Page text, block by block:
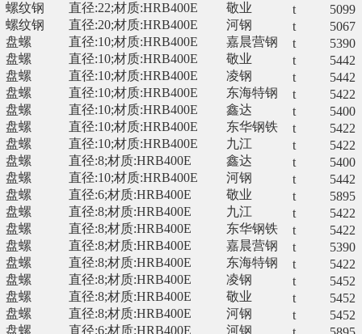
螺纹钢
直径:22;材质:HRB400E 敬业 t
5099
螺纹钢
直径:20;材质:HRB400E 河钢 t
5067
盘螺
直径:10;材质:HRB400E 嘉晨营钢 t
5390
盘螺
直径:10;材质:HRB400E 敬业 t
5442
盘螺
直径:10;材质:HRB400E 凌钢 t
5442
盘螺
直径:10;材质:HRB400E 东海特钢 t
5422
盘螺
直径:10;材质:HRB400E 鑫达 t
5400
盘螺
直径:10;材质:HRB400E 东华钢铁 t
5422
盘螺
直径:10;材质:HRB400E 九江 t
5422
盘螺
直径:8;材质:HRB400E 鑫达 t
5400
盘螺
直径:10;材质:HRB400E 河钢 t
5442
盘螺
直径:6;材质:HRB400E 敬业 t
5895
盘螺
直径:8;材质:HRB400E 九江 t
5422
盘螺
直径:8;材质:HRB400E 东华钢铁 t
5422
盘螺
直径:8;材质:HRB400E 嘉晨营钢 t
5390
盘螺
直径:8;材质:HRB400E 东海特钢 t
5422
盘螺
直径:8;材质:HRB400E 凌钢 t
5452
盘螺
直径:8;材质:HRB400E 敬业 t
5452
盘螺
直径:8;材质:HRB400E 河钢 t
5452
盘螺
直径:6;材质:HRB400E 河钢